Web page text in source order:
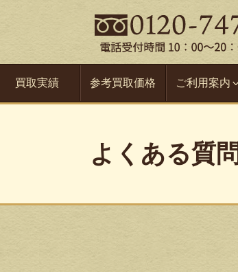
買取実績 参考買取価格 ご利用案内
よくある質問